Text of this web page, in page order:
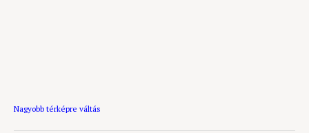
Nagyobb térképre váltás